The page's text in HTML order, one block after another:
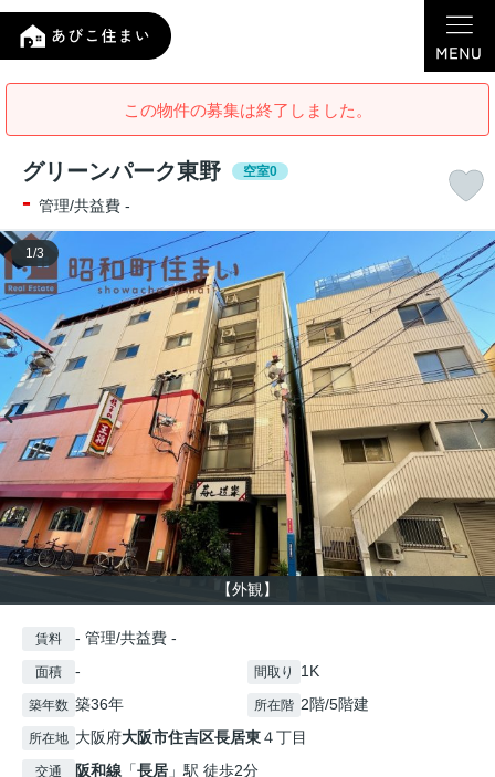
この物件の募集は終了しました。
グリーンパーク東野 空室0
- 管理/共益費 -
【外観】
1 /3
賃料 - 管理/共益費 -
面積 - 間取り 1K
築年数 築36年 所在階 2階/5階建
所在地 大阪府大阪市住吉区長居東４丁目
交通 阪和線 「長居 」駅 徒歩2分